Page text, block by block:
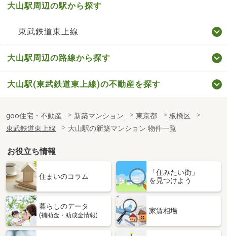
大山駅周辺の駅から探す
東武鉄道東上線
大山駅周辺の路線から探す
大山駅(東武鉄道東上線)の不動産を探す
goo住宅・不動産 新築マンション 東京都
板橋区
東武鉄道東上線
大山駅の新築マンション 物件一覧
お役立ち情報
住まいのコラム
「住みたい街」
を見つけよう
暮らしのデータ
(補助金・助成金情報)
家賃相場